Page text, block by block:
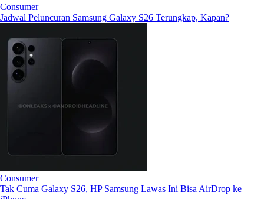
Consumer
Jadwal Peluncuran Samsung Galaxy S26 Terungkap, Kapan?
Consumer
Tak Cuma Galaxy S26, HP Samsung Lawas Ini Bisa AirDrop ke